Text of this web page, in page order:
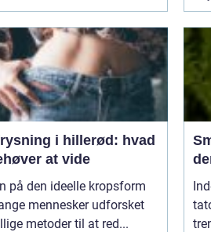
i hillerød: hvad
at vide
på den ideelle kropsform
mennesker udforsket
metoder til at red...